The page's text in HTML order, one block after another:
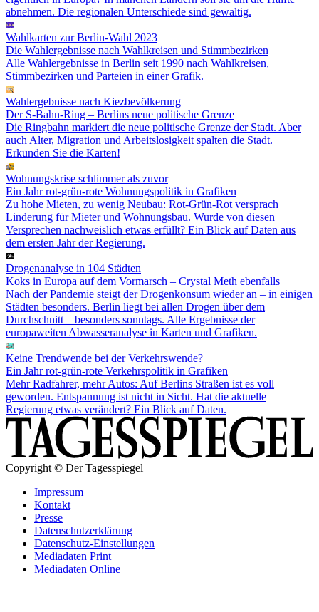
abnehmen. Die regionalen Unterschiede sind gewaltig.
Wahlkarten zur Berlin-Wahl 2023
Die Wahlergebnisse nach Wahlkreisen und Stimmbezirken
Alle Wahlergebnisse in Berlin seit 1990 nach Wahlkreisen,
Stimmbezirken und Parteien in einer Grafik.
Wahlergebnisse nach Kiezbevölkerung
Der S-Bahn-Ring – Berlins neue politische Grenze
Die Ringbahn markiert die neue politische Grenze der Stadt. Aber
auch Alter, Migration und Arbeitslosigkeit spalten die Stadt.
Erkunden Sie die Karten!
Wohnungskrise schlimmer als zuvor
Ein Jahr rot-grün-rote Wohnungspolitik in Grafiken
Zu hohe Mieten, zu wenig Neubau: Rot-Grün-Rot versprach
Linderung für Mieter und Wohnungsbau. Wurde von diesen
Versprechen nachweislich etwas erfüllt? Ein Blick auf Daten aus
dem ersten Jahr der Regierung.
Drogenanalyse in 104 Städten
Koks in Europa auf dem Vormarsch – Crystal Meth ebenfalls
Nach der Pandemie steigt der Drogenkonsum wieder an – in einigen
Städten besonders. Berlin liegt bei allen Drogen über dem
Durchschnitt – besonders sonntags. Alle Ergebnisse der
europaweiten Abwasseranalyse in Karten und Grafiken.
Keine Trendwende bei der Verkehrswende?
Ein Jahr rot-grün-rote Verkehrspolitik in Grafiken
Mehr Radfahrer, mehr Autos: Auf Berlins Straßen ist es voll
geworden. Entspannung ist nicht in Sicht. Hat die aktuelle
Regierung etwas verändert? Ein Blick auf Daten.
Copyright © Der Tagesspiegel
Impressum
Kontakt
Presse
Datenschutzerklärung
Datenschutz-Einstellungen
Mediadaten Print
Mediadaten Online